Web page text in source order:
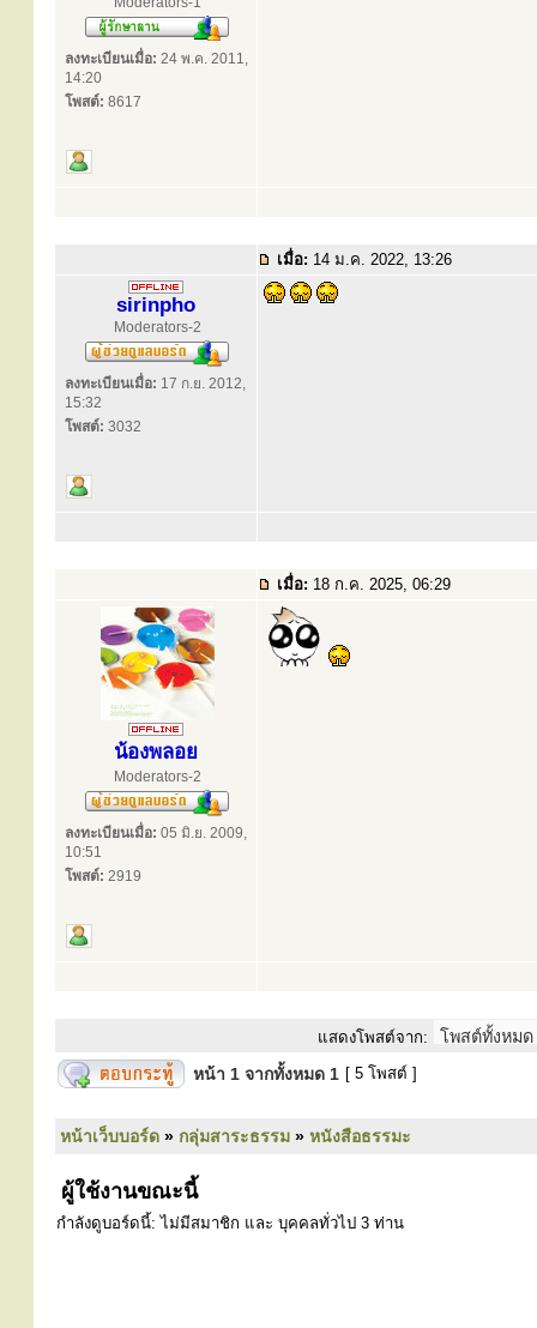
ลงทะเบียนเมื่อ: 24 พ.ค. 2011,
14:20
โพสต์: 8617
เมื่อ: 14 ม.ค. 2022, 13:26
sirinpho
Moderators-2
ลงทะเบียนเมื่อ: 17 ก.ย. 2012,
15:32
โพสต์: 3032
เมื่อ: 18 ก.ค. 2025, 06:29
น้องพลอย
Moderators-2
ลงทะเบียนเมื่อ: 05 มิ.ย. 2009,
10:51
โพสต์: 2919
แสดงโพสต์จาก:
หน้า 1 จากทั้งหมด 1 [ 5 โพสต์ ]
หน้าเว็บบอร์ด » กลุ่มสาระธรรม » หนังสือธรรมะ
ผู้ใช้งานขณะนี้
กำลังดูบอร์ดนี้: ไม่มีสมาชิก และ บุคคลทั่วไป 3 ท่าน